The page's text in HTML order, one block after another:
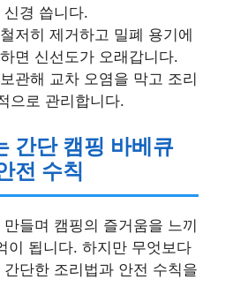
경 씁니다.
저히 제거하고 밀폐 용기에
면 신선도가 오래갑니다.
관해 교차 오염을 막고 조리
으로 관리합니다.
간단 캠핑 바베큐
전 수칙
들며 캠핑의 즐거움을 느끼
이 됩니다. 하지만 무엇보다
단한 조리법과 안전 수칙을